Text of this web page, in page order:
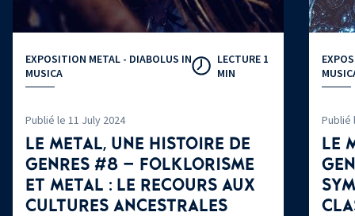
EXPOSITION METAL - DIABOLUS IN
MUSICA
LECTURE 1
MIN
Publié le 11 July 2024
LE METAL, UNE HISTOIRE DE
GENRES #8 – FOLKLORISME
ET METAL : LE RECOURS AUX
CULTURES ANCESTRALES
Publié
LE